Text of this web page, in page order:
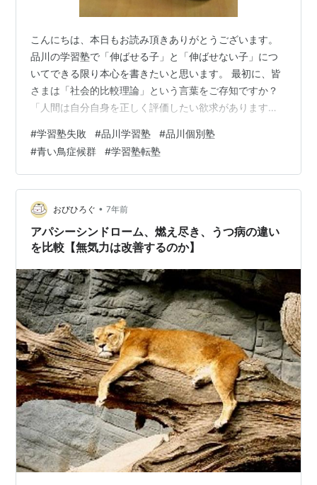
こんにちは、本日もお読み頂きありがとうございます。
品川の学習塾で「伸ばせる子」と「伸ばせない子」につ
いてできる限り本心を書きたいと思います。 最初に、皆
さまは「社会的比較理論」という言葉をご存知ですか？
「人間は自分自身を正しく評価したい欲求があります
していく」というものです。 比較対象が自分と似た人た
ちが対象になりますので、できるならば・・・ 「マイナ
ス思考の方同士で集まるのは避けた方が無難」 「気持ち
の明るいお母さまの集まりの方が有意義で学びも多い」
と思います。 比較対象がマイナス思考の集合体ですと、
基準がNegative（－）になりま…
#学習塾失敗 #品川学習塾 #品川個別塾
#青い鳥症候群 #学習塾転塾
おびひろぐ • 7年前
アパシーシンドローム、燃え尽き、うつ病の違い
を比較【無気力は改善するのか】